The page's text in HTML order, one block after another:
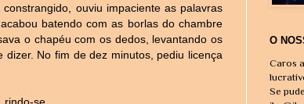
ouviu impaciente as palavras
batendo com as borlas do chambre
o chapéu com os dedos, levantando os
No fim de dez minutos, pediu licença
se.
O
Caros
Se